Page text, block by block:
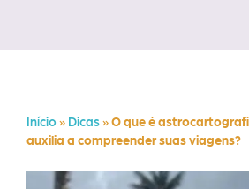
Início » Dicas»O que é
auxilia a compreender suas viagens?